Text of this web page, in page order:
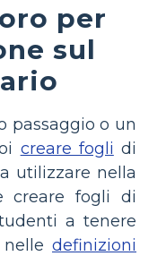
per
sul
passaggio o un
creare fogli di
utilizzare nella
creare fogli di
a tenere
definizioni